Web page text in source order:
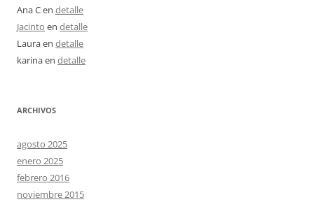
Ana Cen detalle
Jacinto en detalle
Lauraen detalle
karinaen detalle
ARCHIVOS
agosto 2025
enero 2025
febrero 2016
noviembre 2015